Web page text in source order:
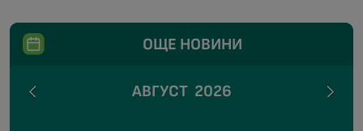
ОЩЕ НОВИНИ
АВГУСТ 2026